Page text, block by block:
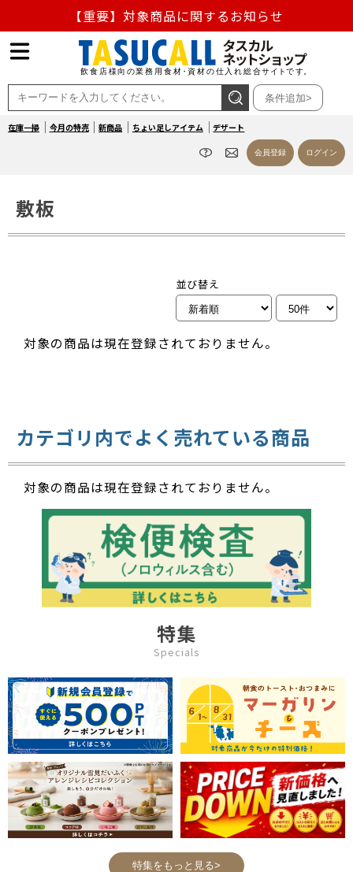
【重要】対象商品に関するお知らせ
【重要】熊本地震の影響による商品出荷停止のお知らせ
熊本県熊本地方を震源とする地震の影響によるお荷物のお
届け遅延について
条件追加>
在庫一掃 今月の特売 新商品 ちょい足しアイテム デザート
会員登録 ログイン
敷板
並び替え
対象の商品は現在登録されておりません。
カテゴリ内でよく売れている商品
対象の商品は現在登録されておりません。
特集
Specials
特集をもっと見る>